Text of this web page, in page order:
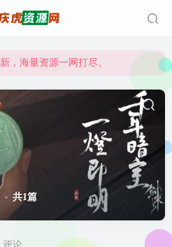
，海量资源一网打尽。
，海量资源一网打尽。
共1篇
评论